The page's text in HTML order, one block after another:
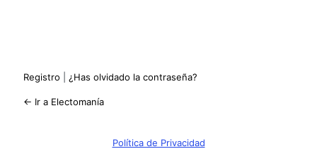
Registro ¿Has olvidado la contraseña?
← Ir a Electomanía
Política de Privacidad